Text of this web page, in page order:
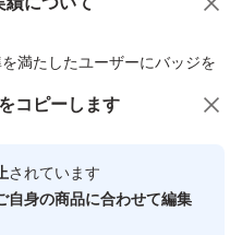
満たしたユーザーにバッジを
心・安全なユーザーです
商品への質問
コピーします
されています
自身の商品に合わせて編集
メ